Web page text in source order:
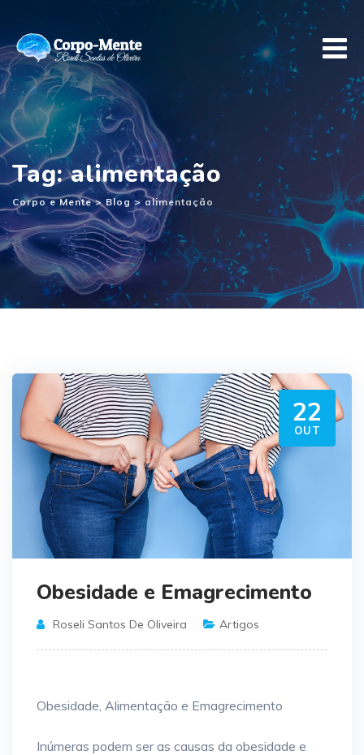
o
conteúdo
Tag: alimentação
Corpo e Mente> Blog >alimentação
22
OUT
Obesidade e Emagrecimento
Roseli Santos De Oliveira Artigos
Obesidade, Alimentação e Emagrecimento
Inúmeras podem ser as causas da obesidade e